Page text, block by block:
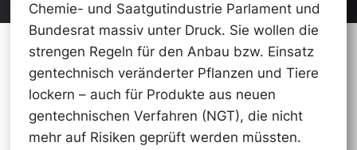
Chemie- und Saatgutindustrie Parlament und
Bundesrat massiv unter Druck. Sie wollen die
strengen Regeln für den Anbau bzw. Einsatz
gentechnisch veränderter Pflanzen und Tiere
lockern – auch für Produkte aus neuen
gentechnischen Verfahren (NGT), die nicht
mehr auf Risiken geprüft werden müssten.